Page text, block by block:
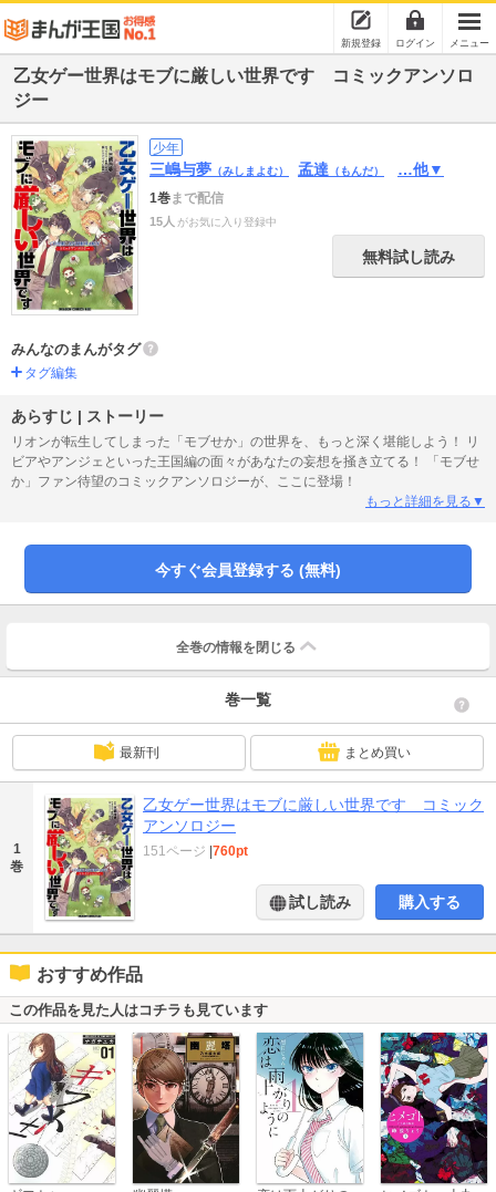
新規登録 ログイン メニュー
乙女ゲー世界はモブに厳しい世界です コミックアンソロ
ジー
少年
三嶋与夢 （みしまよむ） 孟達 （もんだ） …他▼
1巻まで配信
15人 がお気に入り登録中
無料試し読み
みんなのまんがタグ
タグ編集
あらすじ | ストーリー
リオンが転生してしまった「モブせか」の世界を、もっと深く堪能しよう！ リ
ビアやアンジェといった王国編の面々があなたの妄想を掻き立てる！ 「モブせ
か」ファン待望のコミックアンソロジーが、ここに登場！
もっと詳細を見る▼
今すぐ会員登録する (無料)
全巻の情報を 閉じる
巻一覧
最新刊 まとめ買い
1
巻
乙女ゲー世界はモブに厳しい世界です コミック
アンソロジー
151ページ |760pt
試し読み 購入する
おすすめ作品
この作品を見た人はコチラも見ています